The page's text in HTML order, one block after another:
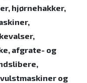
hjørnehakker,
afgrate- og
og